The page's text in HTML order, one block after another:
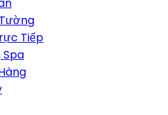
Tiếp
Spa